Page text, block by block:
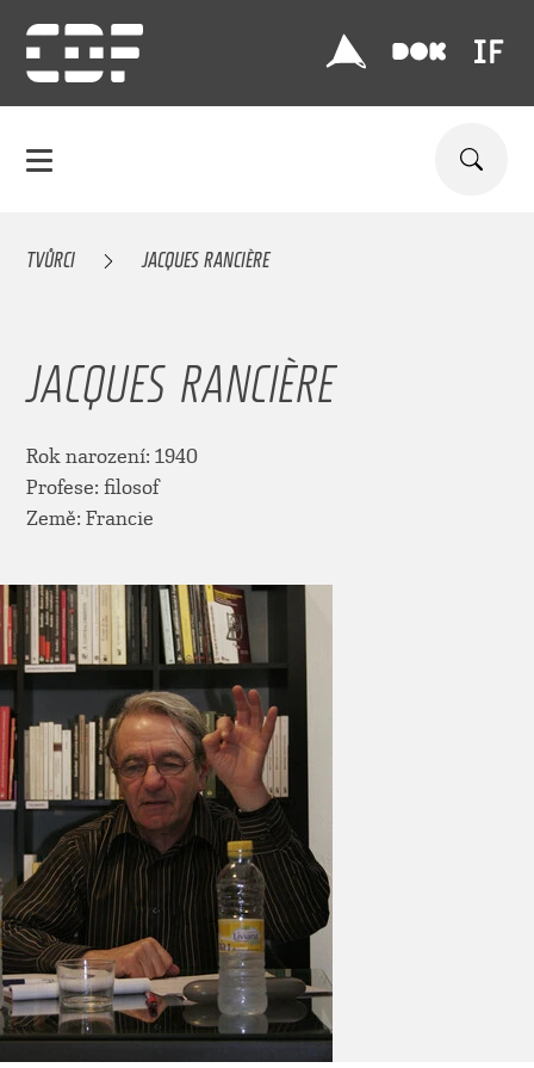
TVŮRCI JACQUES RANCIÈRE
JACQUES RANCIÈRE
Rok narození: 1940
Profese: filosof
Země: Francie